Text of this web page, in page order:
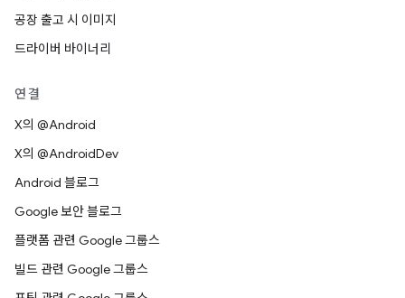
공장 출고 시 이미지
드라이버 바이너리
연결
X의 @Android
X의 @AndroidDev
Android 블로그
Google 보안 블로그
플랫폼 관련 Google 그룹스
빌드 관련 Google 그룹스